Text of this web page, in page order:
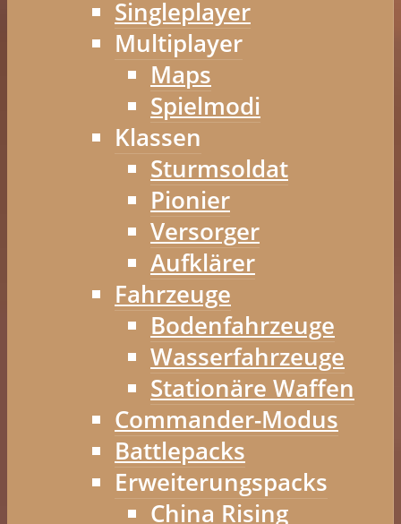
Singleplayer
Multiplayer
Maps
Spielmodi
Klassen
Sturmsoldat
Pionier
Versorger
Aufklärer
Fahrzeuge
Bodenfahrzeuge
Wasserfahrzeuge
Stationäre Waffen
Commander-Modus
Battlepacks
Erweiterungspacks
China Rising